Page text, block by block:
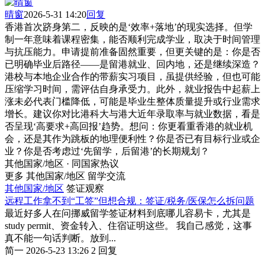
晴窗2026-5-31 14:20回复
香港首次跻身第二，反映的是‘效率+落地’的现实选择。但学
制一年意味着课程密集，能否顺利完成学业，取决于时间管理
与抗压能力。申请提前准备固然重要，但更关键的是：你是否
已明确毕业后路径——是留港就业、回内地，还是继续深造？
港校与本地企业合作的带薪实习项目，虽提供经验，但也可能
压缩学习时间，需评估自身承受力。此外，就业报告中起薪上
涨未必代表门槛降低，可能是毕业生整体质量提升或行业需求
增长。建议你对比港科大与港大近年录取率与就业数据，看是
否呈现‘高要求+高回报’趋势。想问：你更看重香港的就业机
会，还是其作为跳板的地理便利性？你是否已有目标行业或企
业？你是否考虑过‘先留学，后留港’的长期规划？
其他国家/地区 · 同国家热议
更多 其他国家/地区 留学交流
其他国家/地区 签证观察
远程工作拿不到“工签”但想合规：签证/税务/医保怎么拆问题
最近好多人在问挪威留学签证材料到底哪儿容易卡，尤其是
study permit、资金转入、住宿证明这些。 我自己感觉，这事
真不能一句话判断。放到...
简一 2026-5-23 13:26 2 回复